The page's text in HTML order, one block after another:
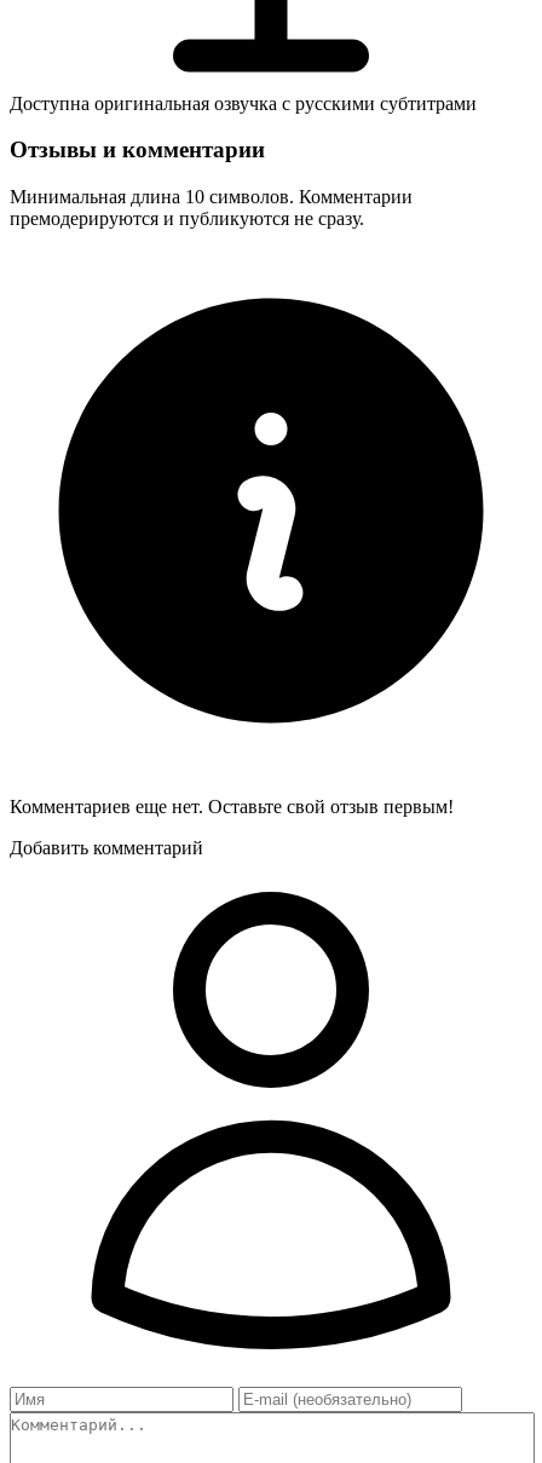
Доступна оригинальная озвучка с русскими субтитрами
Отзывы и комментарии
Минимальная длина 10 символов. Комментарии
премодерируются и публикуются не сразу.
Комментариев еще нет. Оставьте свой отзыв первым!
Добавить комментарий